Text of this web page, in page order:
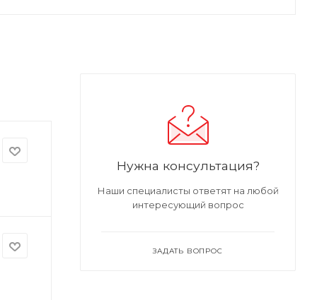
Нужна консультация?
Наши специалисты ответят на любой
интересующий вопрос
ЗАДАТЬ ВОПРОС